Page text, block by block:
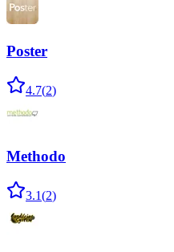
Poster
4.7(2)
Methodo
3.1(2)